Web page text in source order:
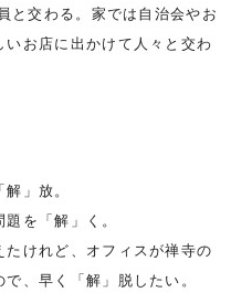
と交わる。家では自治会やお
お店に出かけて人々と交わ
」放。
を「解」く。
けれど、オフィスが禅寺の
、早く「解」脱したい。